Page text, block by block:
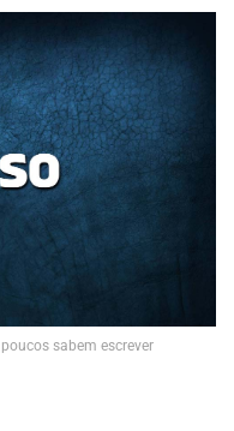
sabem escrever